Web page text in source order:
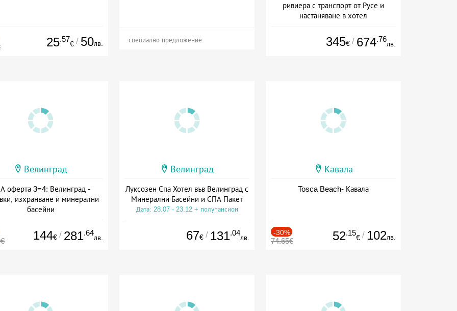
25.57
€ / 50лв. специално предложение
ривиера с транспорт от Русе и
настаняване в хотел
345€ / 674.76
лв.
Велинград
оферта 3=4: Велинград -
изхранване и минерални
басейни
144€ / 281.64
лв.
Велинград
Луксозен Спа Хотел във Велинград с
Минерални Басейни и СПА Пакет
Дата: 28.07 - 23.12 + полупансион
67€ / 131.04
лв.
Кавала
Tosca Beach- Кавала
-30%
74.65€ 52.15
€ / 102лв.